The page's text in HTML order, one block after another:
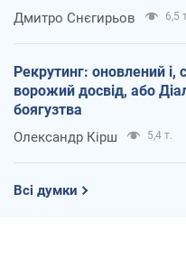
Дмитро Снєгирьов 6,5
Рекрутинг: оновлений і,
ворожий досвід, або
боягузтва
Олександр Кірш 5,4 т.
Всі думки